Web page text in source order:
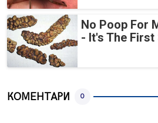
No Poop For
- It's The First
КОМЕНТАРИ 0